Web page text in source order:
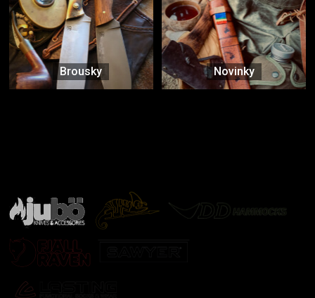
Brousky Novinky